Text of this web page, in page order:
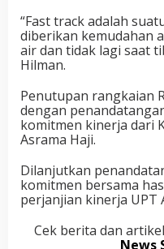
“Fast track adalah
diberikan kemudahan
air dan tidak lagi saat
Hilman.
Penutupan rangkaian
dengan
komitmen kinerja dari
Asrama Haji.
Dilanjutkan
komitmen bersama
perjanjian kinerja UPT
Cek berita dan
News